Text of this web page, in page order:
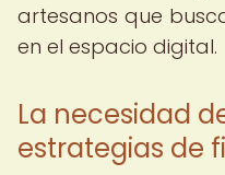
artesanos que
en el espacio digital.
La necesidad
estrategias de